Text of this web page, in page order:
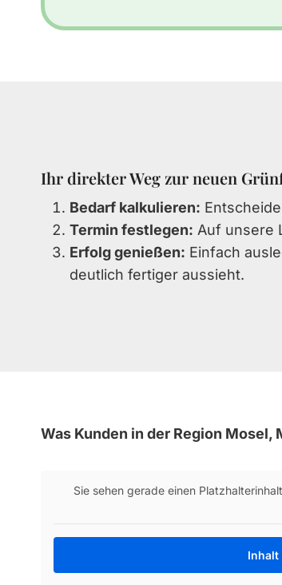
Ihr direkter Weg zur neuen
Bedarf kalkulieren:
Termin festlegen: Auf unsere
Erfolg genießen: Einfach
deutlich fertiger aussieht.
Was Kunden in der Region Mosel,
Sie sehen gerade einen
Inhalt